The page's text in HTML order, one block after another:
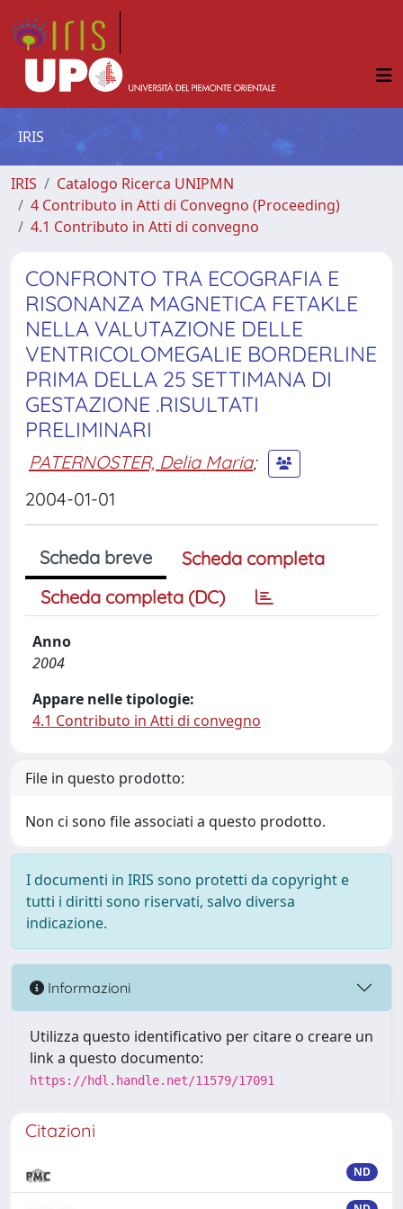
IRIS
IRIS
Catalogo Ricerca UNIPMN
4 Contributo in Atti di Convegno (Proceeding)
4.1 Contributo in Atti di convegno
CONFRONTO TRA ECOGRAFIA E
RISONANZA MAGNETICA FETAKLE
NELLA VALUTAZIONE DELLE
VENTRICOLOMEGALIE BORDERLINE
PRIMA DELLA 25 SETTIMANA DI
GESTAZIONE .RISULTATI
PRELIMINARI
PATERNOSTER, Delia Maria;
2004-01-01
Scheda breve
Scheda completa
Scheda completa (DC)
Anno
2004
Appare nelle tipologie:
4.1 Contributo in Atti di convegno
File in questo prodotto:
Non ci sono file associati a questo prodotto.
I documenti in IRIS sono protetti da copyright e
tutti i diritti sono riservati, salvo diversa
indicazione.
Informazioni
Utilizza questo identificativo per citare o creare un
link a questo documento:
https://hdl.handle.net/11579/17091
Citazioni
ND